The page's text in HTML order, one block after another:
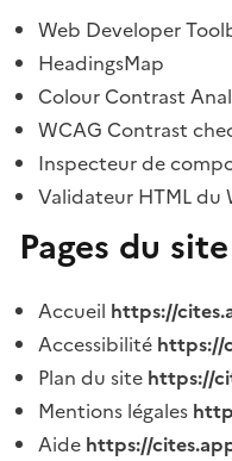
Web Developer
HeadingsMap
Colour Contrast
WCAG Contrast
Inspecteur de
Validateur HTML du
Pages du
Accueil https://
Accessibilité https://
Plan du site https://
Mentions légales
Aide https://